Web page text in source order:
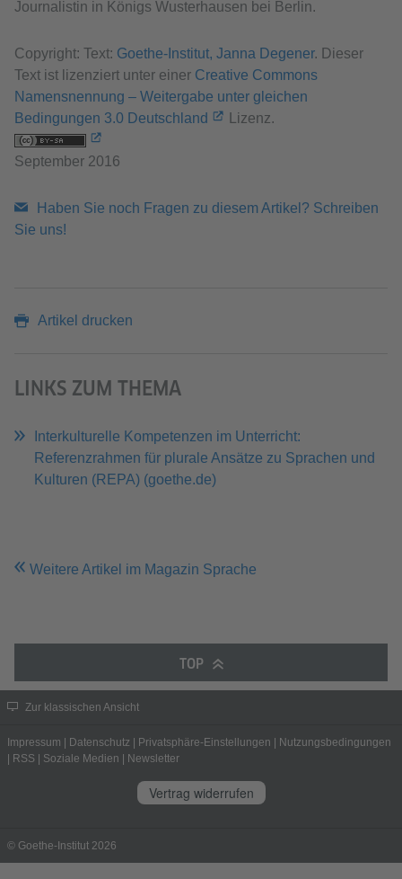
Journalistin in Königs Wusterhausen bei Berlin.
Copyright: Text: Goethe-Institut, Janna Degener. Dieser
Text ist lizenziert unter einer Creative Commons
Namensnennung – Weitergabe unter gleichen
Bedingungen 3.0 Deutschland
Lizenz.
September 2016
Haben Sie noch Fragen zu diesem Artikel? Schreiben
Sie uns!
Artikel drucken
LINKS ZUM THEMA
Interkulturelle Kompetenzen im Unterricht:
Referenzrahmen für plurale Ansätze zu Sprachen und
Kulturen (REPA) (goethe.de)
Weitere Artikel im Magazin Sprache
TOP
Zur klassischen Ansicht
Impressum Datenschutz Privatsphäre-Einstellungen
Nutzungsbedingungen
RSS Soziale Medien Newsletter
Vertrag widerrufen
© Goethe-Institut 2026